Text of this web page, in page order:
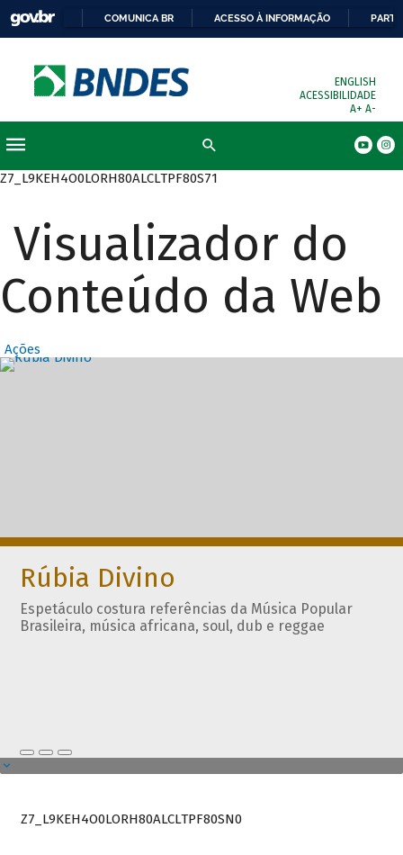
COMUNICA BR ACESSO À INFORMAÇÃO
ENGLISH
ACESSIBILIDADE
A+ A-
Z7_L9KEH4O0LORH80ALCLTPF80S71
Visualizador do
Conteúdo da Web
Ações
Destaques
Rúbia Divino
Espetáculo costura referências da Música Popular
Brasileira, música africana, soul, dub e reggae
Z7_L9KEH4O0LORH80ALCLTPF80SN0